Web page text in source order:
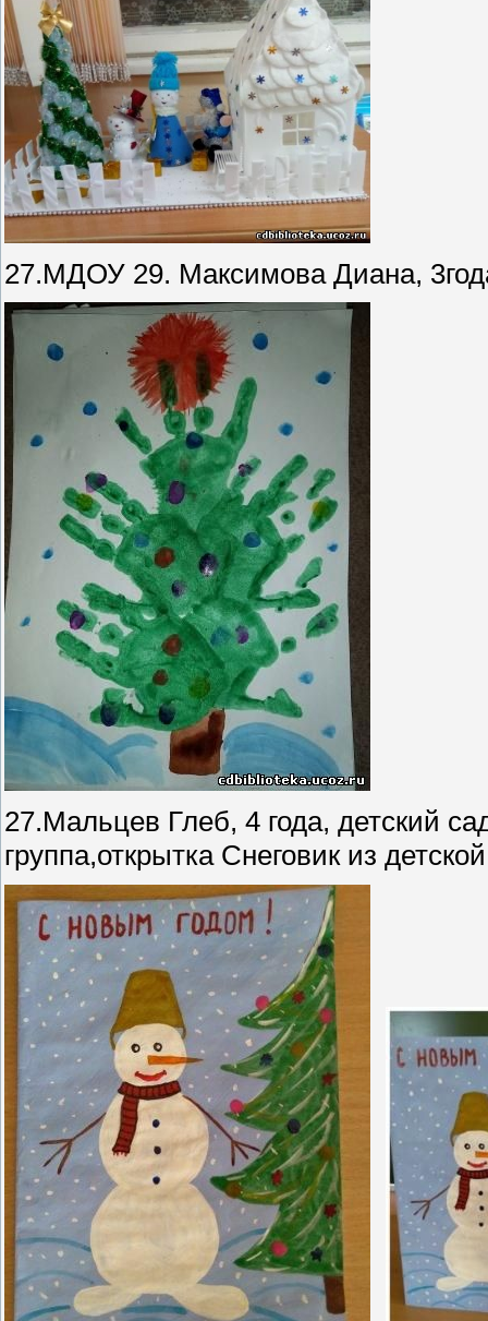
27.МДОУ 29. Максимова Диана,
27.Мальцев Глеб, 4 года, детский
группа,открытка Снеговик из